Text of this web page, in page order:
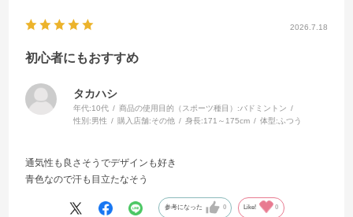
2026.7.18
初心者にもおすすめ
タカハシ
年代:10代 商品の使用目的（スポーツ種目）:バドミントン
性別:男性 購入店舗:その他 身長:171～175cm 体型:ふつう
通気性も良さそうでデザインも好き
青色なので汗も目立たなそう
参考になった 0 Like! 0